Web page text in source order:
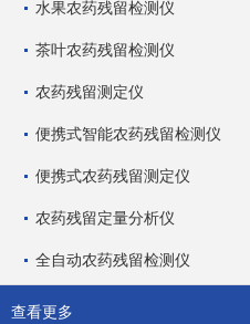
水果农药残留检测仪
茶叶农药残留检测仪
农药残留测定仪
便携式智能农药残留检测仪
便携式农药残留测定仪
农药残留定量分析仪
全自动农药残留检测仪
查看更多